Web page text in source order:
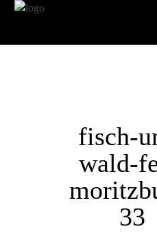
fisch-
wald-
33